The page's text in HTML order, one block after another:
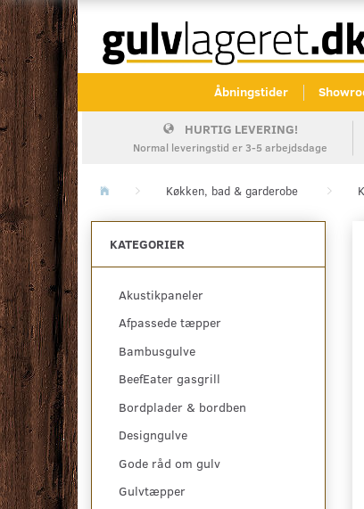
Åbningstider
HURTIG LEVERING!
Normal leveringstid er 3-5 arbejdsdage
Køkken, bad & garderobe
KATEGORIER
Akustikpaneler
Afpassede tæpper
Bambusgulve
BeefEater gasgrill
Bordplader & bordben
Designgulve
Gode råd om gulv
Gulvtæpper